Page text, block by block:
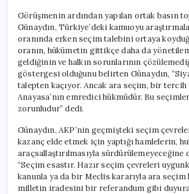
Görüşmenin ardından yapılan ortak basın
Günaydın, Türkiye’deki kamuoyu
oranında erken seçim talebini ortaya
oranın, hükümetin gittikçe daha da
geldiğinin ve halkın sorunlarının
göstergesi olduğunu belirten Günaydın,
talepten kaçıyor. Ancak ara seçim, bir tercih
Anayasa’nın emredici hükmüdür. Bu
zorunludur” dedi.
Günaydın, AKP’nin geçmişteki seçim
kazanç elde etmek için yaptığı hamlelerin,
araçsallaştırılmasıyla sürdürülemeyeceğine
“Seçim esastır. Hazır seçim çevreleri
kanunla ya da bir Meclis kararıyla ara seçim
milletin iradesini bir referandum gibi